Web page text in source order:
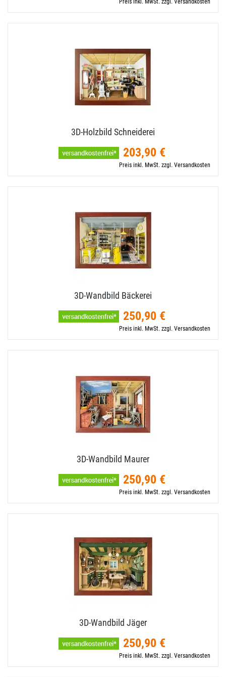
Preis inkl. MwSt. zzgl. Versandkosten
3D-​Holzbild Schneiderei
203,90 €
Preis inkl. MwSt. zzgl. Versandkosten
3D-​Wandbild Bäckerei
250,90 €
Preis inkl. MwSt. zzgl. Versandkosten
3D-​Wandbild Maurer
250,90 €
Preis inkl. MwSt. zzgl. Versandkosten
3D-​Wandbild Jäger
250,90 €
Preis inkl. MwSt. zzgl. Versandkosten